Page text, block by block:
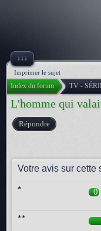
↓↓↓
Imprimer le sujet
Index du forum TV -
L'homme qui
Répondre
Votre avis sur cette
* 0
**